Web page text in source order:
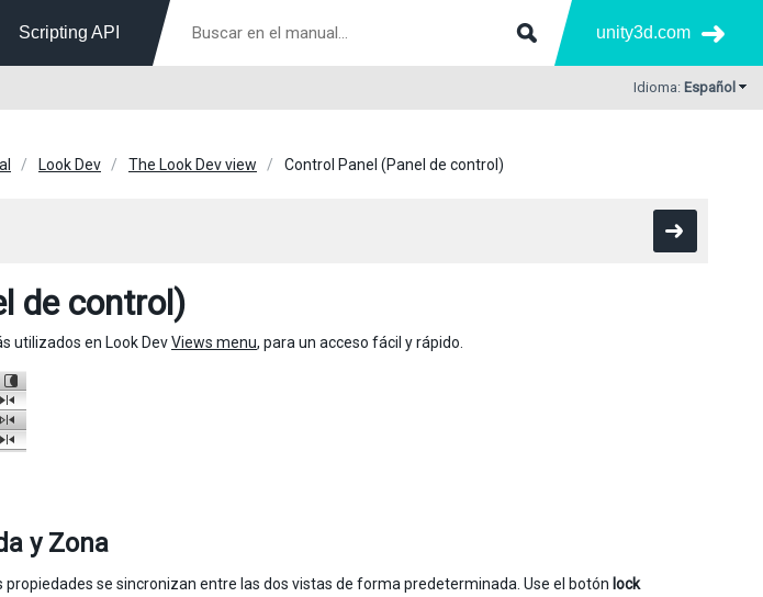
Scripting API unity3d.com
Idioma: Español
Look Dev The Look Dev view Control Panel (Panel de control)
de control)
utilizados en Look DevViews menu, para un acceso fácil y rápido.
y Zona
propiedades se sincronizan entre las dos vistas de forma predeterminada. Use el botón lock